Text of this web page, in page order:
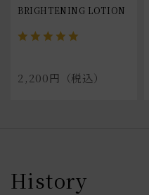
BRIGHTENING LOTION
2,200円（税込）
History